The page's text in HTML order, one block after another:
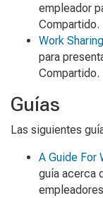
empleador
Compartido.
Work
para
Compartido.
Guías
Las siguientes
A Guide For
guía acerca